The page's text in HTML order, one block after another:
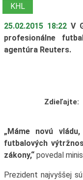
KHL
25.02.2015 18:22 V
profesionálne
agentúra Reuters.
Zdieľajte:
„Máme novú
futbalových
zákony,“povedal
Prezident najvyššej